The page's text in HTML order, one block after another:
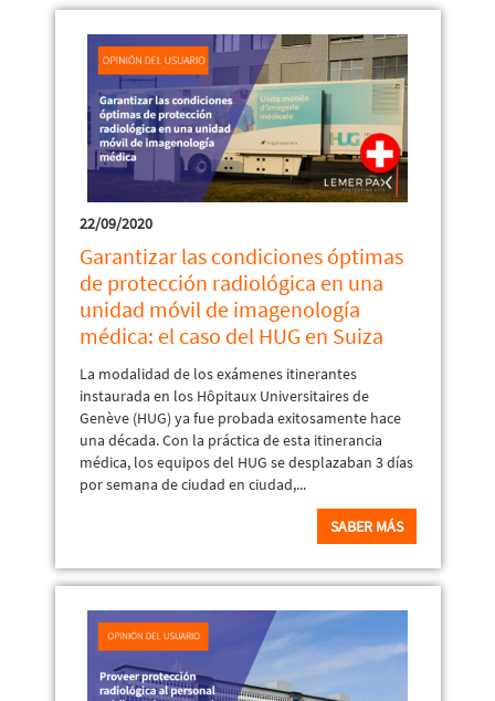
22/09/2020
Garantizar las condiciones óptimas
de protección radiológica en una
unidad móvil de imagenología
médica: el caso del HUG en Suiza
La modalidad de los exámenes itinerantes
instaurada en los Hôpitaux Universitaires de
Genève (HUG) ya fue probada exitosamente hace
una década. Con la práctica de esta itinerancia
médica, los equipos del HUG se desplazaban 3 días
por semana de ciudad en ciudad,...
SABER MÁS